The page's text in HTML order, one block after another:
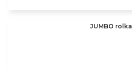
JUMBO rolka